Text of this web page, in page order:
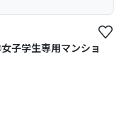
学生専用マンショ